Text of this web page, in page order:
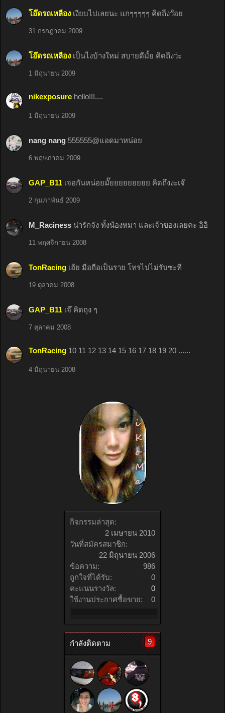
กิจกรรมล่าสุด:
2 เมษายน 2010
วันที่สมัครสมาชิก:
22 มิถุนายน 2006
ข้อความ:
986
ถูกใจที่ได้รับ:
0
คะแนนรางวัล:
0
ใช้งานประกาศซื้อขาย:
0
กำลังติดตาม 9
โอ๊ดรถเหลือง เงียบไปเลยนะ แกๆๆๆๆๆ คิดถึงว๊อย
31 กรกฎาคม 2009
โอ๊ดรถเหลือง เป็นไงบ้างใหม่ สบายดีมั้ย คิดถึงว่ะ
1 มิถุนายน 2009
nikexposure hello!!!....
1 มิถุนายน 2009
nang nang 555555@แอดมาหน่อย
6 พฤษภาคม 2009
GAP_B11 เจอกันหน่อยมั๊ยยยยยยยยย คิดถึงงะเจ๊
2 กุมภาพันธ์ 2009
M_Raciness น่ารักจัง ทั้งน้องหมา และเจ้าของเลยคะ อิอิ
11 พฤศจิกายน 2008
TonRacing เฮ้ย มือถือเป็นราย โทรไปไม่รับซะที
19 ตุลาคม 2008
GAP_B11 เจ๊ คิดถุง ๆ
7 ตุลาคม 2008
TonRacing 10 11 12 13 14 15 16 17 18 19 20 ......
4 มิถุนายน 2008